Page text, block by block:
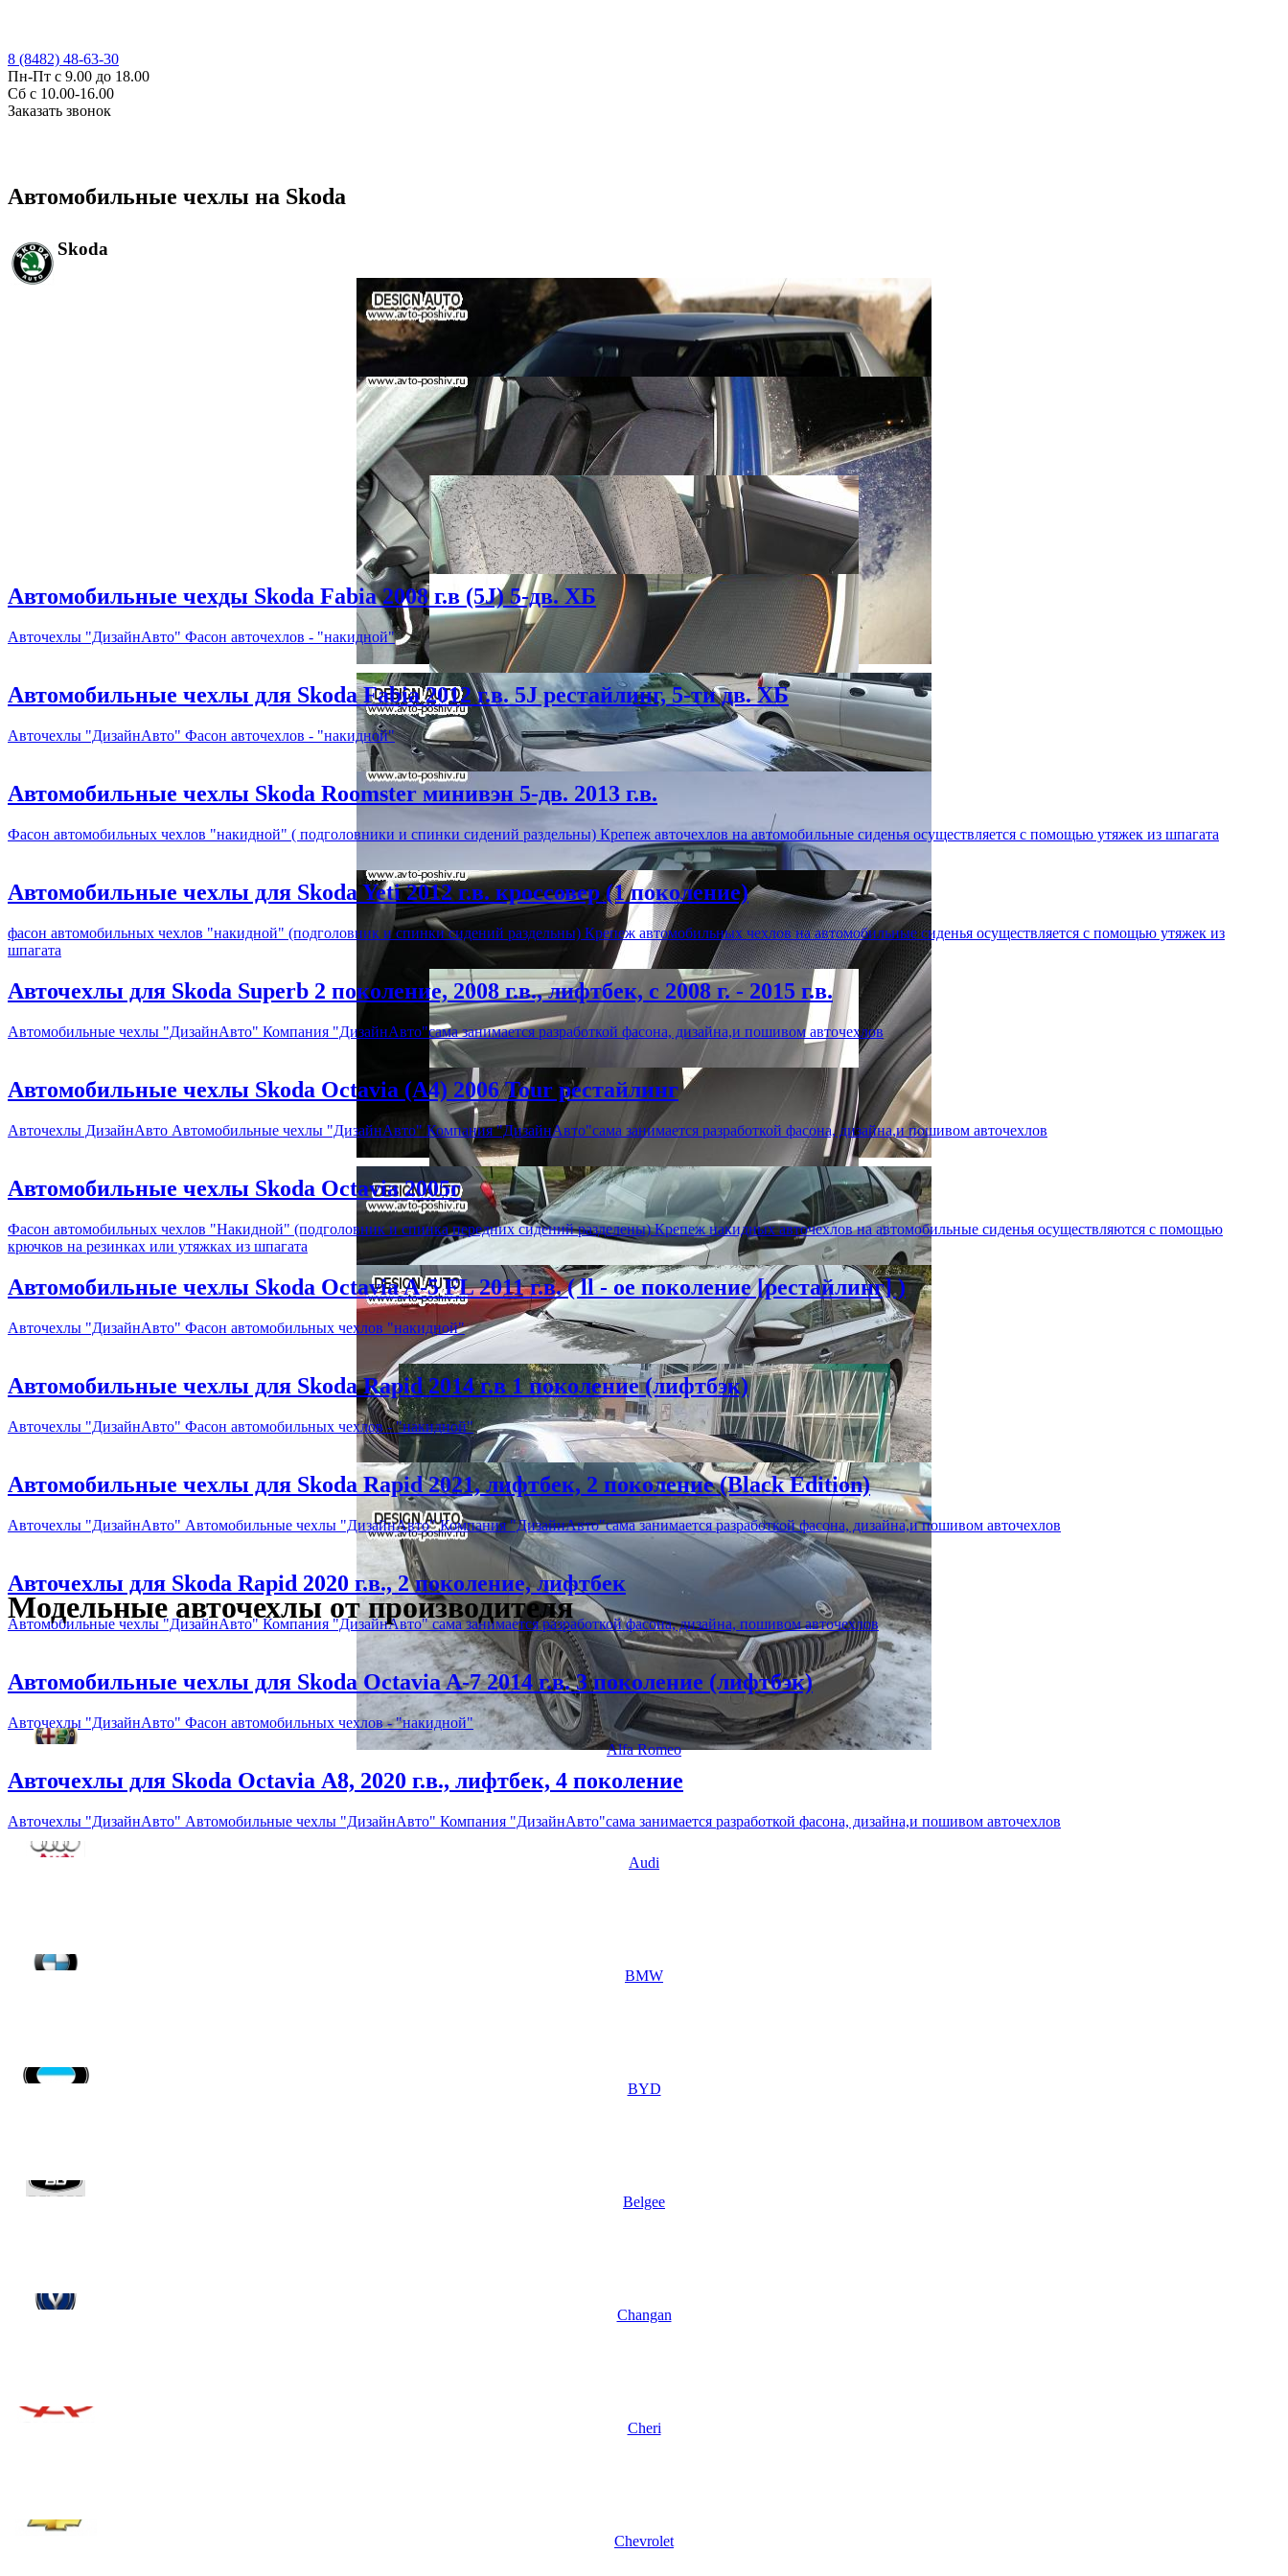
8 (8482) 48-63-30
Пн-Пт с 9.00 до 18.00
Сб с 10.00-16.00
Заказать звонок
Автомобильные чехлы на Skoda
Skoda
Автомобильные чехды Skoda Fabia 2008 г.в (5J) 5-дв. ХБ
Авточехлы "ДизайнАвто" Фасон авточехлов - "накидной"
Автомобильные чехлы для Skoda Fabia 2012 г.в. 5J рестайлинг, 5-ти дв. ХБ
Авточехлы "ДизайнАвто" Фасон авточехлов - "накидной"
Автомобильные чехлы Skoda Roomster минивэн 5-дв. 2013 г.в.
Фасон автомобильных чехлов "накидной" ( подголовники и спинки сидений раздельны) Крепеж авточехлов на автомобильные сиденья осуществляется с помощью утяжек из шпагата
Автомобильные чехлы для Skoda Yeti 2012 г.в. кроссовер (1 поколение)
фасон автомобильных чехлов "накидной" (подголовник и спинки сидений раздельны) Крепеж автомобильных чехлов на автомобильные сиденья осуществляется с помощью утяжек из
шпагата
Авточехлы для Skoda Superb 2 поколение, 2008 г.в., лифтбек, с 2008 г. - 2015 г.в.
Автомобильные чехлы "ДизайнАвто" Компания "ДизайнАвто"сама занимается разработкой фасона, дизайна,и пошивом авточехлов
Автомобильные чехлы Skoda Octavia (A4) 2006 Tour рестайлинг
Авточехлы ДизайнАвто Автомобильные чехлы "ДизайнАвто" Компания "ДизайнАвто"сама занимается разработкой фасона, дизайна,и пошивом авточехлов
Автомобильные чехлы Skoda Octavia 2005г
Фасон автомобильных чехлов "Накидной" (подголовник и спинка передних сидений разделены) Крепеж накидных авточехлов на автомобильные сиденья осуществляются с помощью
крючков на резинках или утяжках из шпагата
Автомобильные чехлы Skoda Octavia A-5 FL 2011 г.в. ( ll - ое поколение [рестайлинг] )
Авточехлы "ДизайнАвто" Фасон автомобильных чехлов "накидной"
Автомобильные чехлы для Skoda Rapid 2014 г.в 1 поколение (лифтбэк)
Авточехлы "ДизайнАвто" Фасон автомобильных чехлов - "накидной"
Автомобильные чехлы для Skoda Rapid 2021, лифтбек, 2 поколение (Black Edition)
Авточехлы "ДизайнАвто" Автомобильные чехлы "ДизайнАвто" Компания "ДизайнАвто"сама занимается разработкой фасона, дизайна,и пошивом авточехлов
Авточехлы для Skoda Rapid 2020 г.в., 2 поколение, лифтбек
Автомобильные чехлы "ДизайнАвто" Компания "ДизайнАвто" сама занимается разработкой фасона, дизайна, пошивом авточехлов
Автомобильные чехлы для Skoda Octavia A-7 2014 г.в. 3 поколение (лифтбэк)
Авточехлы "ДизайнАвто" Фасон автомобильных чехлов - "накидной"
Авточехлы для Skoda Octavia А8, 2020 г.в., лифтбек, 4 поколение
Авточехлы "ДизайнАвто" Автомобильные чехлы "ДизайнАвто" Компания "ДизайнАвто"сама занимается разработкой фасона, дизайна,и пошивом авточехлов
Модельные авточехлы от производителя
Alfa Romeo
Audi
BMW
BYD
Belgee
Changan
Cheri
Chevrolet